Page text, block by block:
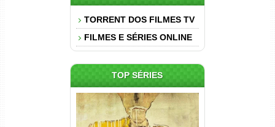
TORRENT DOS FILMES TV
FILMES E SÉRIES ONLINE
TOP SÉRIES